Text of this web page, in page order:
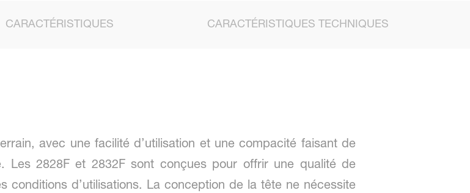
CARACTÉRISTIQUES CARACTÉRISTIQUES TECHNIQUES
avec une facilité d’utilisation et une compacité faisant de
Les 2828F et 2832F sont conçues pour offrir une qualité de
conditions d’utilisations. La conception de la tête ne nécessite